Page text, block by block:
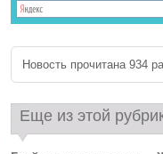
Новость прочитана 934
Еще из этой